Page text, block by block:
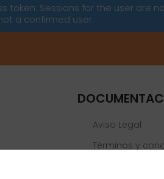
token: Sessions for the user are
a confirmed user.
Aviso Legal
Términos y